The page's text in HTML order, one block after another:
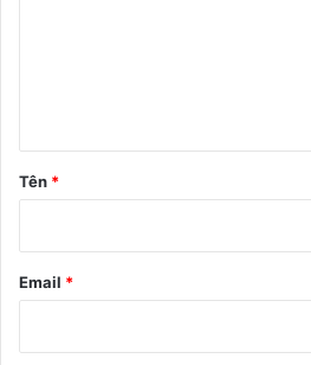
n
Tên *
Email *